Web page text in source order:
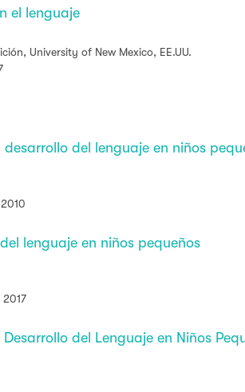
el lenguaje
University of New Mexico, EE.UU.
del lenguaje en niños
lenguaje en niños pequeños
del Lenguaje en Niños